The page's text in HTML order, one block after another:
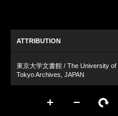
ATTRIBUTION
東京大学文書館 / The University of
Tokyo Archives, JAPAN